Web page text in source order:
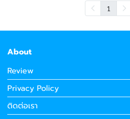
1
About
Review
Privacy Policy
ติดต่อเรา